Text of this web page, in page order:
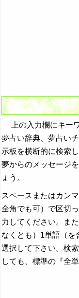
上の入力欄にキーワ
夢占い辞典、夢占い
示板を横断的に検索
夢からのメッセージ
ょう。
スペースまたはカン
全角でも可）で区切
力してください。ま
なくとも）1単語（を
選択して下さい。検
しても、標準の『全